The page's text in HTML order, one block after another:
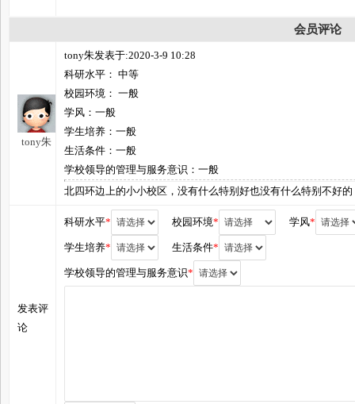
会员评论
tony朱
tony朱发表于:2020-3-9 10:28
科研水平： 中等
校园环境： 一般
学风：一般
学生培养：一般
生活条件：一般
学校领导的管理与服务意识：一般
北四环边上的小小校区，没有什么特别好也没有什么特别不好的
发表评
论
科研水平* 校园环境* 学风*
学生培养* 生活条件*
学校领导的管理与服务意识*